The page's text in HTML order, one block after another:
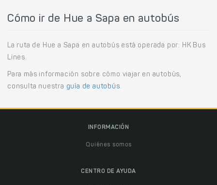
Cómo ir de Hue a Sapa en autobús
La ruta de Hue a Sapa en autobús está operada por: HK Bus
Lines.
Para más información sobre cómo viajar en autobús,
consulta nuestra guía de autobús.
INFORMACIÓN
Quiénes somos
CENTRO DE AYUDA